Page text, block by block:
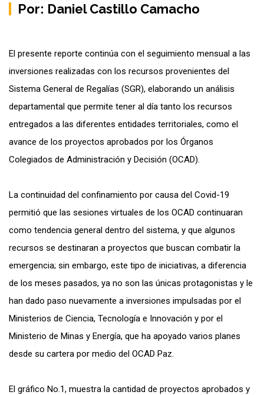
Por: Daniel Castillo Camacho
El presente reporte continúa con el seguimiento mensual a las
inversiones realizadas con los recursos provenientes del
Sistema General de Regalías (SGR), elaborando un análisis
departamental que permite tener al día tanto los recursos
entregados a las diferentes entidades territoriales, como el
avance de los proyectos aprobados por los Órganos
Colegiados de Administración y Decisión (OCAD).
La continuidad del confinamiento por causa del Covid-19
permitió que las sesiones virtuales de los OCAD continuaran
como tendencia general dentro del sistema, y que algunos
recursos se destinaran a proyectos que buscan combatir la
emergencia; sin embargo, este tipo de iniciativas, a diferencia
de los meses pasados, ya no son las únicas protagonistas y le
han dado paso nuevamente a inversiones impulsadas por el
Ministerios de Ciencia, Tecnología e Innovación y por el
Ministerio de Minas y Energía, que ha apoyado varios planes
desde su cartera por medio del OCAD Paz.
El gráfico No.1, muestra la cantidad de proyectos aprobados y